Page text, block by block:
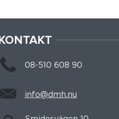
KONTAKT
08-510 608 90
info@dmh.nu